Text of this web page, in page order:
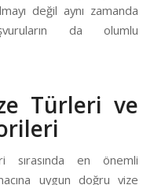
değil aynı zamanda
da olumlu
Türleri ve
sırasında en önemli
uygun doğru vize